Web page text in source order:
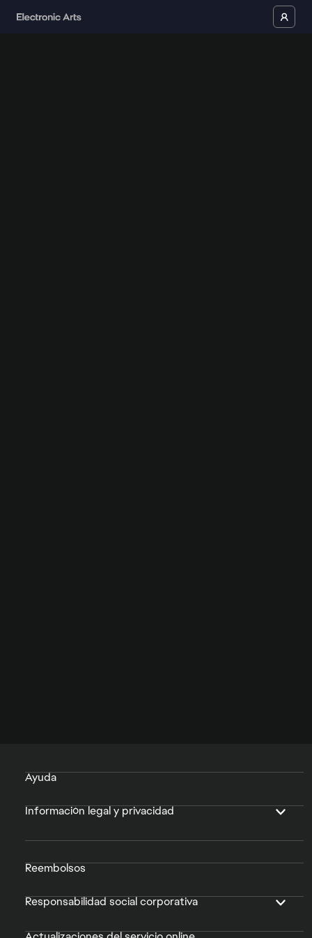
Ayuda
Información legal y privacidad
Reembolsos
Responsabilidad social corporativa